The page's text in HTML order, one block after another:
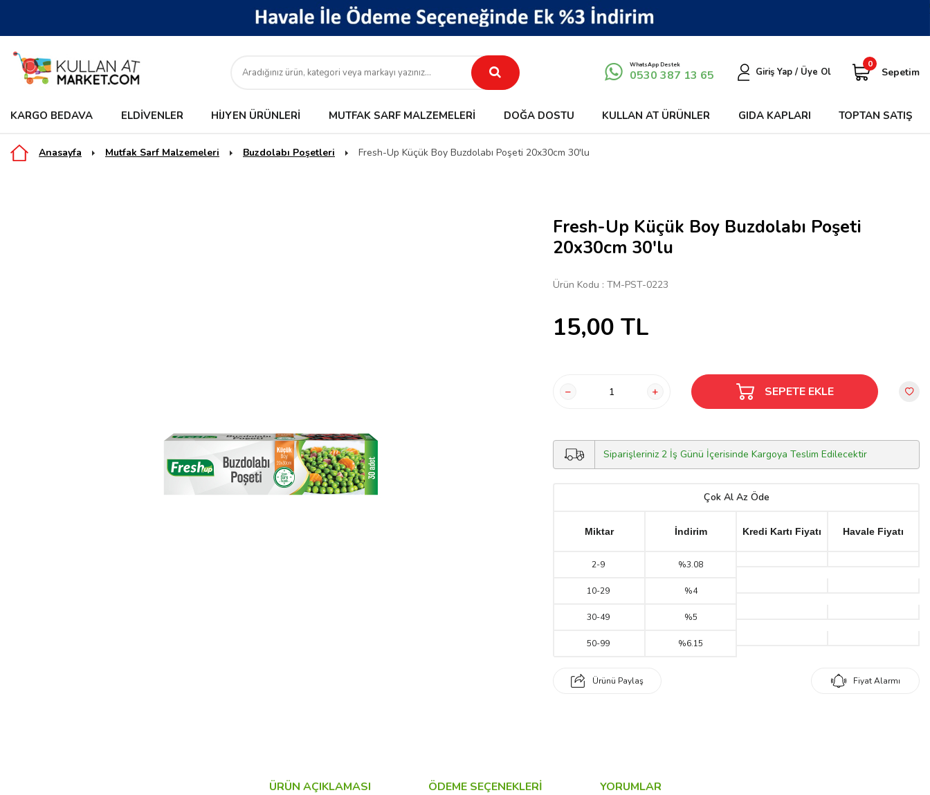
WhatsApp Destek
0530 387 13 65 Giriş Yap / Üye Ol
0
Sepetim
KARGO BEDAVA ELDIVENLER HIJYEN ÜRÜNLERI MUTFAK SARF MALZEMELERI DOĞA DOSTU KULLAN AT ÜRÜNLER GIDA KAPLARI TOPTAN SATIŞ
Anasayfa Mutfak Sarf Malzemeleri Buzdolabı Poşetleri Fresh-Up Küçük Boy Buzdolabı Poşeti 20x30cm 30'lu
Fresh-Up Küçük Boy Buzdolabı Poşeti
20x30cm 30'lu
Ürün Kodu : TM-PST-0223
15,00 TL
SEPETE EKLE
Siparişleriniz 2 İş Günü İçerisinde Kargoya Teslim Edilecektir
Çok Al Az Öde
Miktar İndirim Kredi Kartı Fiyatı Havale Fiyatı
2-9 %3.08
10-29 %4
30-49 %5
50-99 %6.15
Ürünü Paylaş Fiyat Alarmı
ÜRÜN AÇIKLAMASI ÖDEME SEÇENEKLERI YORUMLAR